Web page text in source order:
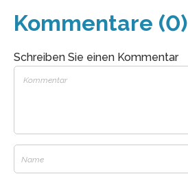
Kommentare (0)
Schreiben Sie einen Kommentar